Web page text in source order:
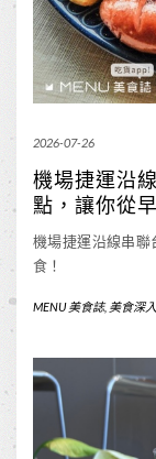
2026-07-26
機場捷運沿
點，讓你從
機場捷運沿線串聯
食！
MENU 美食誌, 美食深